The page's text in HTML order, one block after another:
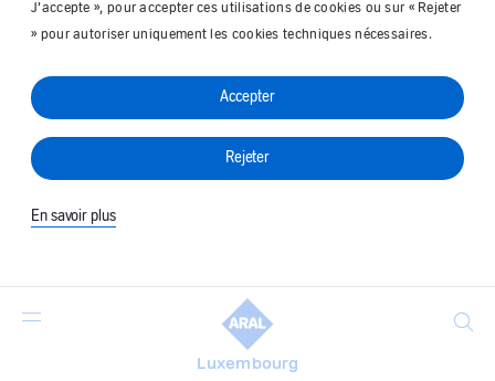
J’accepte », pour accepter ces utilisations de cookies ou sur « Rejeter
» pour autoriser uniquement les cookies techniques nécessaires.
Accepter
Rejeter
En savoir plus
Luxembourg
Search